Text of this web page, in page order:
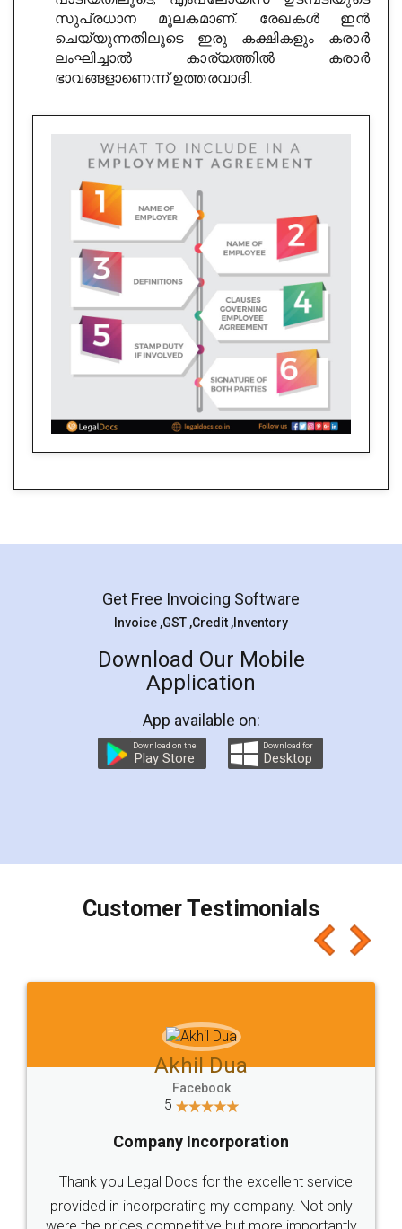
സുപ്രധാന മൂലകമാണ്. രേഖകൾ ഇൻ
ചെയ്യുന്നതിലൂടെ ഇരു കക്ഷികളും കരാർ
ലംഘിച്ചാൽ കാര്യത്തിൽ കരാർ
ഭാവങ്ങളാണെന്ന് ഉത്തരവാദി.
Get Free Invoicing Software
Invoice ,GST ,Credit ,Inventory
Download Our Mobile
Application
App available on:
Download on the
Play Store
Download for
Desktop
Customer Testimonials
Akhil Dua
Facebook
5
Company Incorporation
Thank you Legal Docs for the excellent service
provided in incorporating my company. Not only